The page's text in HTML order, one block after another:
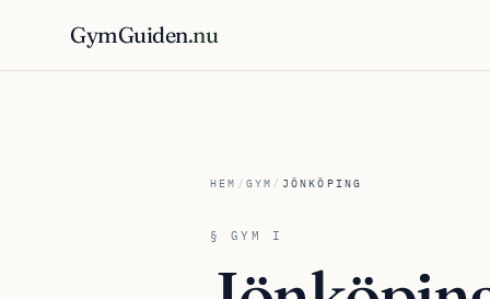
GymGuiden.nu
HEM / GYM / JÖNKÖPING
§ GYM I